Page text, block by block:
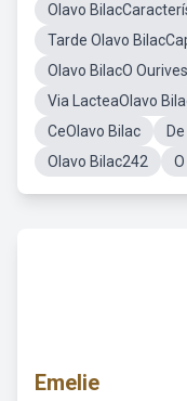
Olavo
Tarde Olavo
Olavo BilacO Ourives
Via LacteaOlavo
CeOlavo Bilac
Olavo Bilac242
Emelie